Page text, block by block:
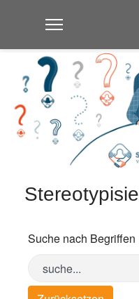
Suche nach Begriffen